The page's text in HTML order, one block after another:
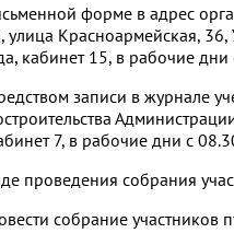
форме в адрес
улица Красноармейская,
кабинет 15, в рабочие
записи в журнале
7, в рабочие дни с
проведения собрания
собрание